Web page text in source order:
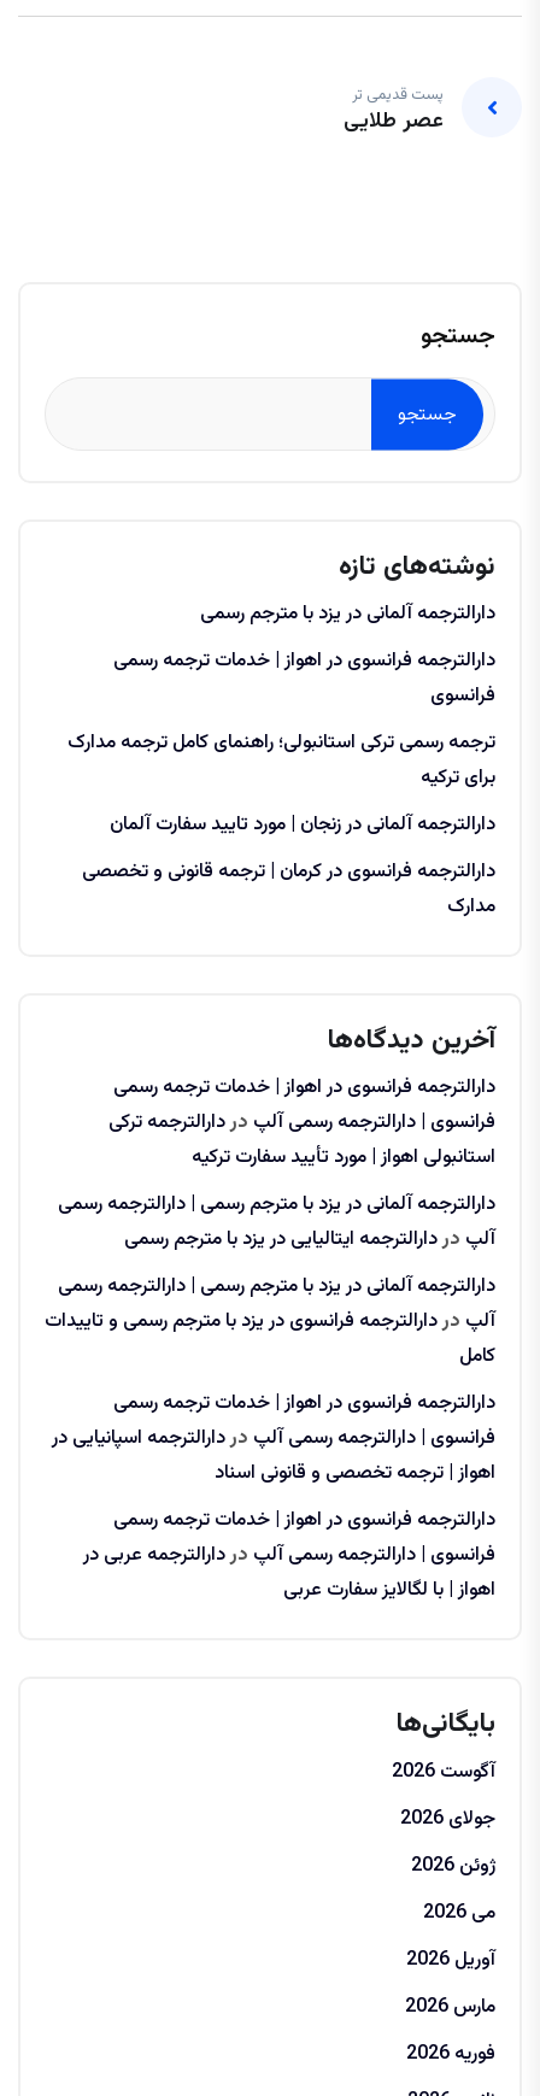
پست قدیمی تر
عصر طلایی
جستجو
جستجو
نوشته‌های تازه
دارالترجمه آلمانی در یزد با مترجم رسمی
دارالترجمه فرانسوی در اهواز | خدمات ترجمه رسمی
فرانسوی
ترجمه رسمی ترکی استانبولی؛ راهنمای کامل ترجمه مدارک
برای ترکیه
دارالترجمه آلمانی در زنجان | مورد تایید سفارت آلمان
دارالترجمه فرانسوی در کرمان | ترجمه قانونی و تخصصی
مدارک
آخرین دیدگاه‌ها
دارالترجمه فرانسوی در اهواز | خدمات ترجمه رسمی
فرانسوی | دارالترجمه رسمی آلپ دردارالترجمه ترکی
استانبولی اهواز | مورد تأیید سفارت ترکیه
دارالترجمه آلمانی در یزد با مترجم رسمی | دارالترجمه رسمی
آلپ دردارالترجمه ایتالیایی در یزد با مترجم رسمی
دارالترجمه آلمانی در یزد با مترجم رسمی | دارالترجمه رسمی
آلپ دردارالترجمه فرانسوی در یزد با مترجم رسمی و تاییدات
کامل
دارالترجمه فرانسوی در اهواز | خدمات ترجمه رسمی
فرانسوی | دارالترجمه رسمی آلپ دردارالترجمه اسپانیایی در
اهواز | ترجمه تخصصی و قانونی اسناد
دارالترجمه فرانسوی در اهواز | خدمات ترجمه رسمی
فرانسوی | دارالترجمه رسمی آلپ دردارالترجمه عربی در
اهواز | با لگالایز سفارت عربی
بایگانی‌ها
آگوست 2026
جولای 2026
ژوئن 2026
می 2026
آوریل 2026
مارس 2026
فوریه 2026